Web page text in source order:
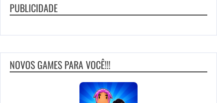
PUBLICIDADE
NOVOS GAMES PARA VOCÊ!!!